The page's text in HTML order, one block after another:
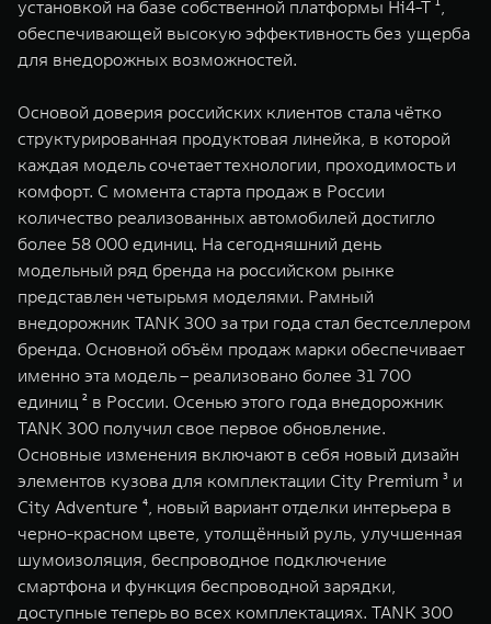
установкой на базе собственной платформы Hi4-T ¹,
обеспечивающей высокую эффективность без ущерба
для внедорожных возможностей.
Основой доверия российских клиентов стала чётко
структурированная продуктовая линейка, в которой
каждая модель сочетает технологии, проходимость и
комфорт. С момента старта продаж в России
количество реализованных автомобилей достигло
более 58 000 единиц. На сегодняшний день
модельный ряд бренда на российском рынке
представлен четырьмя моделями. Рамный
внедорожник TANK 300 за три года стал бестселлером
бренда. Основной объём продаж марки обеспечивает
именно эта модель – реализовано более 31 700
единиц ² в России. Осенью этого года внедорожник
TANK 300 получил свое первое обновление.
Основные изменения включают в себя новый дизайн
элементов кузова для комплектации City Premium ³ и
City Adventure ⁴, новый вариант отделки интерьера в
черно-красном цвете, утолщённый руль, улучшенная
шумоизоляция, беспроводное подключение
смартфона и функция беспроводной зарядки,
доступные теперь во всех комплектациях. TANK 300